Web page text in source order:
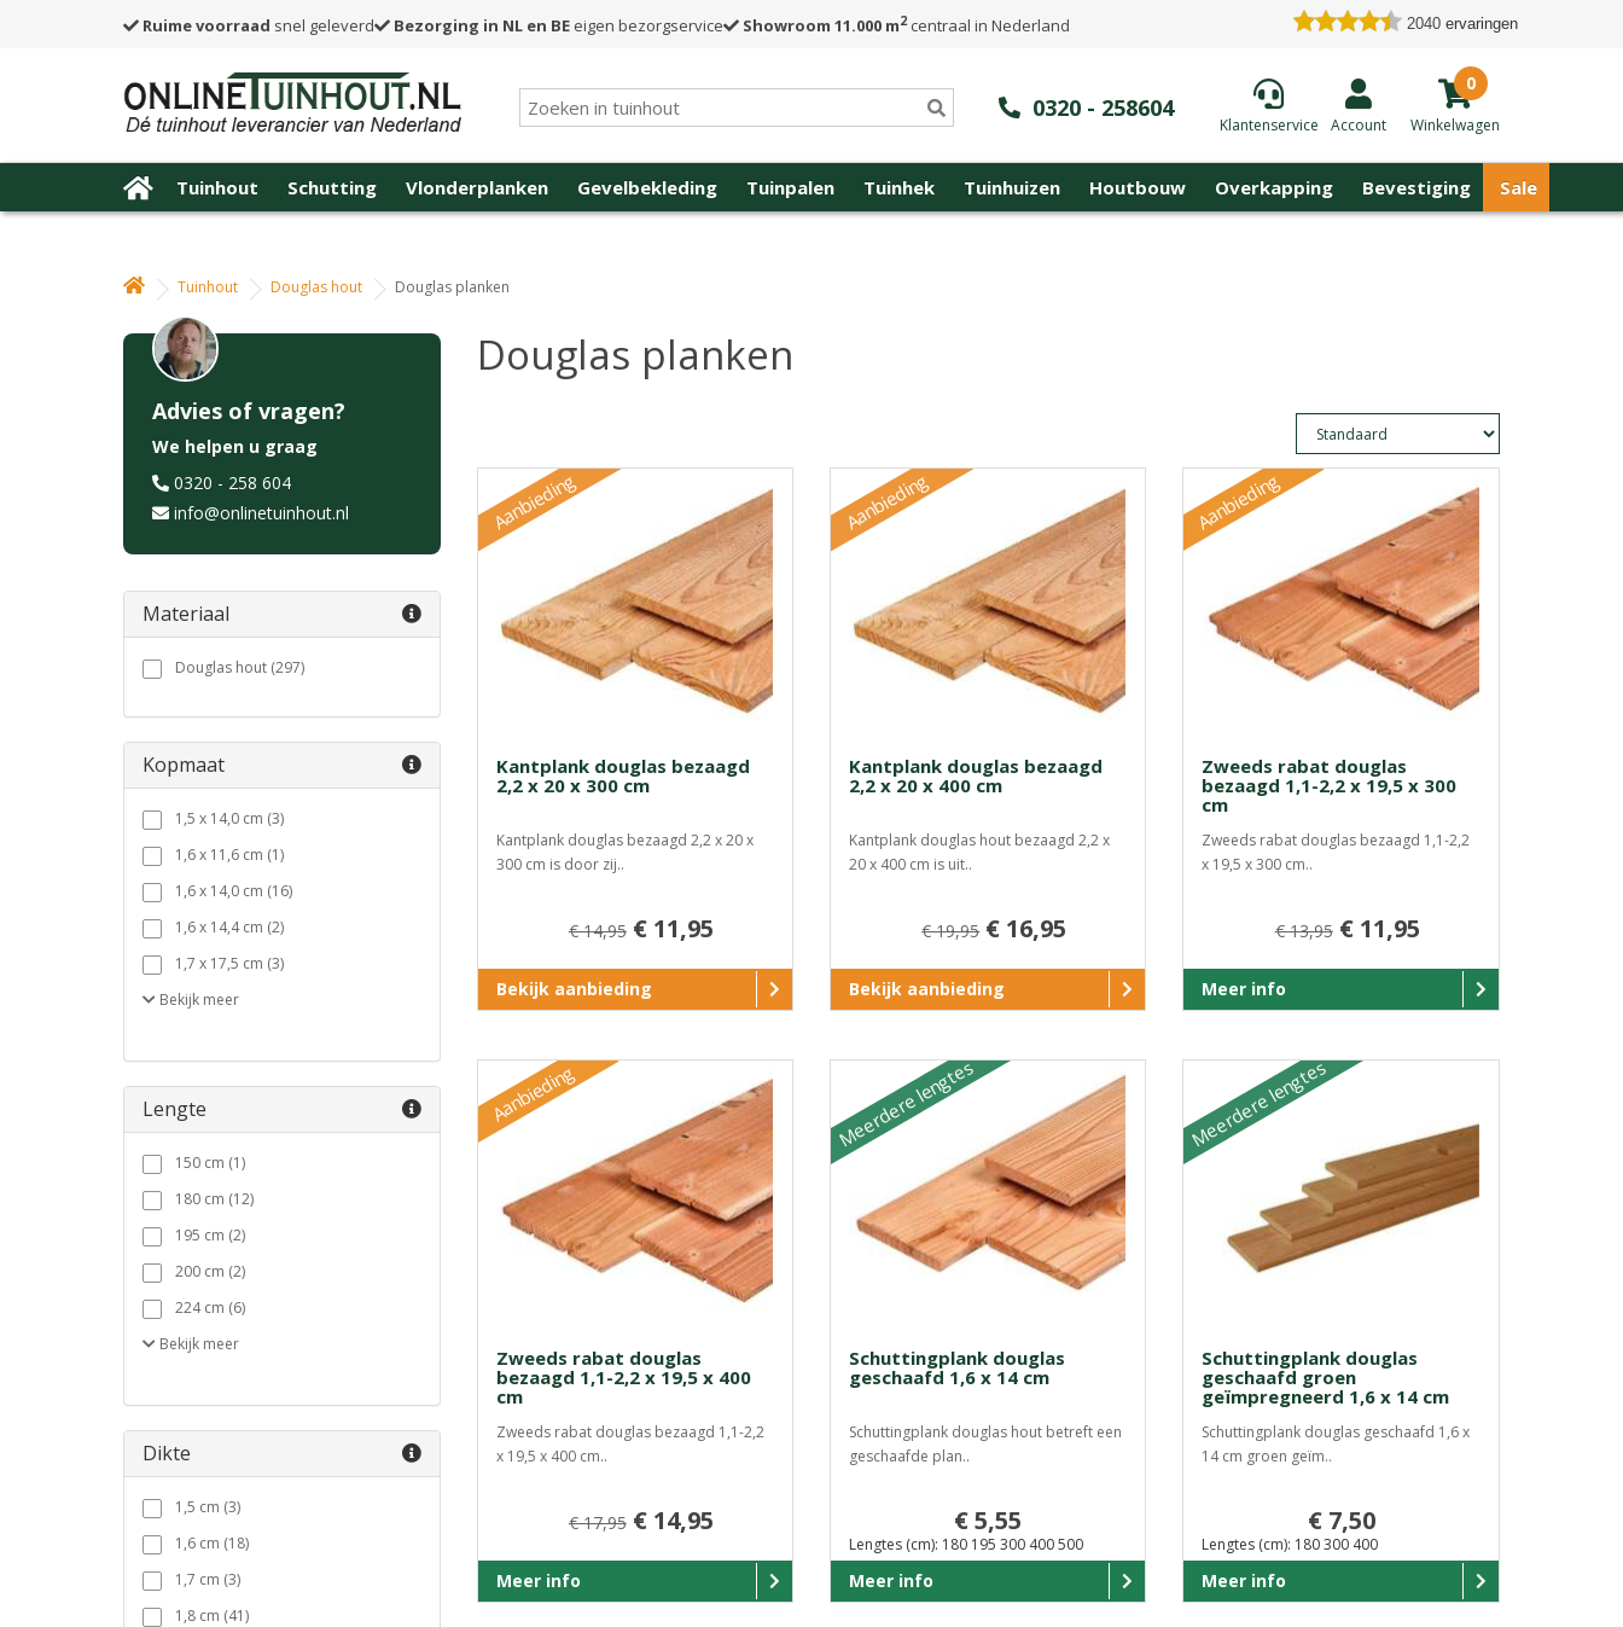
Ruime voorraad snel geleverd Bezorging in NL en BE eigen bezorgservice Showroom 11.000 m2centraal in Nederland 2040 ervaringen
0320 - 258604
Klantenservice Account
0
Winkelwagen
Tuinhout Schutting Vlonderplanken Gevelbekleding Tuinpalen Tuinhek Tuinhuizen Houtbouw Overkapping Bevestiging Sale
Tuinhout Douglas hout Douglas planken
Advies of vragen?
We helpen u graag
0320 - 258 604
info@onlinetuinhout.nl
Materiaal
Douglas hout (297)
Kopmaat
1,5 x 14,0 cm (3)
1,6 x 11,6 cm (1)
1,6 x 14,0 cm (16)
1,6 x 14,4 cm (2)
1,7 x 17,5 cm (3)
Bekijk meer
Lengte
150 cm (1)
180 cm (12)
195 cm (2)
200 cm (2)
224 cm (6)
Bekijk meer
Dikte
1,5 cm (3)
1,6 cm (18)
1,7 cm (3)
1,8 cm (41)
Douglas planken
Aanbieding
Kantplank douglas bezaagd
2,2 x 20 x 300 cm
Kantplank douglas bezaagd 2,2 x 20 x
300 cm is door zij..
€ 14,95 € 11,95
Bekijk aanbieding
Aanbieding
Kantplank douglas bezaagd
2,2 x 20 x 400 cm
Kantplank douglas hout bezaagd 2,2 x
20 x 400 cm is uit..
€ 19,95 € 16,95
Bekijk aanbieding
Aanbieding
Zweeds rabat douglas
bezaagd 1,1-2,2 x 19,5 x 300
cm
Zweeds rabat douglas bezaagd 1,1-2,2
x 19,5 x 300 cm..
€ 13,95 € 11,95
Meer info
Aanbieding
Zweeds rabat douglas
bezaagd 1,1-2,2 x 19,5 x 400
cm
Zweeds rabat douglas bezaagd 1,1-2,2
x 19,5 x 400 cm..
€ 17,95 € 14,95
Meer info
Meerdere lengtes
Schuttingplank douglas
geschaafd 1,6 x 14 cm
Schuttingplank douglas hout betreft een
geschaafde plan..
€ 5,55
Lengtes (cm): 180 195 300 400 500
Meer info
Meerdere lengtes
Schuttingplank douglas
geschaafd groen
geïmpregneerd 1,6 x 14 cm
Schuttingplank douglas geschaafd 1,6 x
14 cm groen geïm..
€ 7,50
Lengtes (cm): 180 300 400
Meer info